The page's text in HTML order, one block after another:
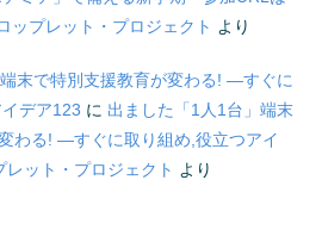
ップレット・プロジェクト より
末で特別支援教育が変わる! ―すぐに
デア123 に 出ました「1人1台」端末
わる! ―すぐに取り組め,役立つアイ
ット・プロジェクト より